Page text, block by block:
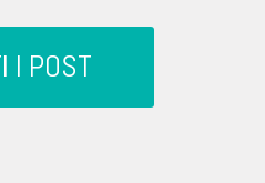
I POST